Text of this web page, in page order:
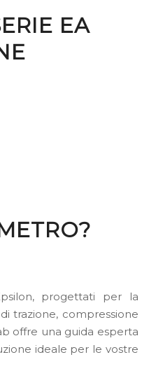
EA
progettati per la
trazione, compressione
offre una guida esperta
ideale per le vostre